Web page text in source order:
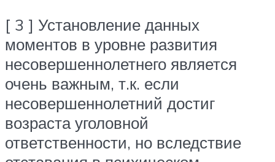
[ 3 ] Установление данных
моментов в уровне развития
несовершеннолетнего является
очень важным, т.к. если
несовершеннолетний достиг
возраста уголовной
ответственности, но вследствие